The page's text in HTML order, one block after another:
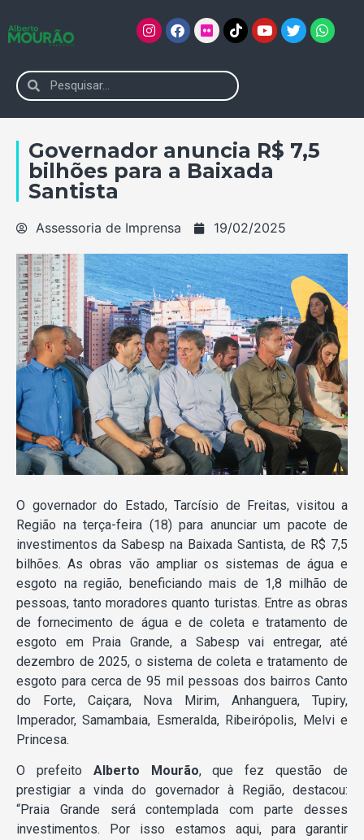
Governador anuncia R$ 7,5
bilhões para a Baixada
Santista
Assessoria de Imprensa 19/02/2025
O governador do Estado, Tarcísio de Freitas, visitou a
Região na terça-feira (18) para anunciar um pacote de
investimentos da Sabesp na Baixada Santista, de R$ 7,5
bilhões. As obras vão ampliar os sistemas de água e
esgoto na região, beneficiando mais de 1,8 milhão de
pessoas, tanto moradores quanto turistas. Entre as obras
de fornecimento de água e de coleta e tratamento de
esgoto em Praia Grande, a Sabesp vai entregar, até
dezembro de 2025, o sistema de coleta e tratamento de
esgoto para cerca de 95 mil pessoas dos bairros Canto
do Forte, Caiçara, Nova Mirim, Anhanguera, Tupiry,
Imperador, Samambaia, Esmeralda, Ribeirópolis, Melvi e
Princesa.
O prefeito Alberto Mourão, que fez questão de
prestigiar a vinda do governador à Região, destacou:
“Praia Grande será contemplada com parte desses
investimentos. Por isso estamos aqui, para garantir